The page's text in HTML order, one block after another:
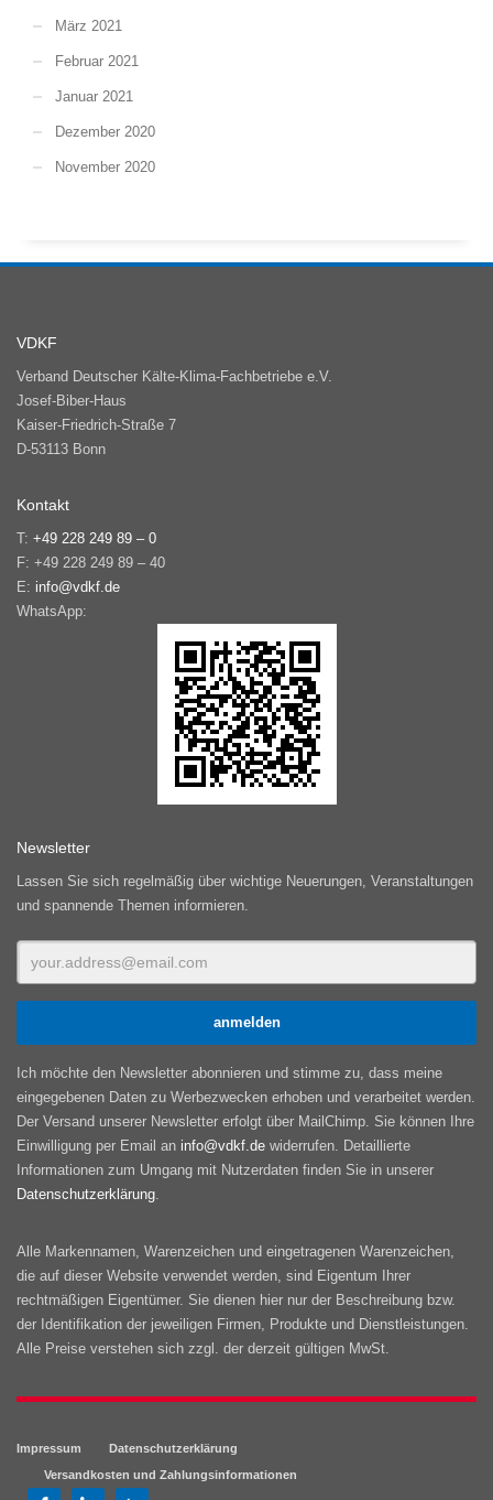
März 2021
Februar 2021
Januar 2021
Dezember 2020
November 2020
VDKF
Verband Deutscher Kälte-Klima-Fachbetriebe e.V.
Josef-Biber-Haus
Kaiser-Friedrich-Straße 7
D-53113 Bonn
Kontakt
T: +49 228 249 89 – 0
F: +49 228 249 89 – 40
E: info@vdkf.de
WhatsApp:
Newsletter
Lassen Sie sich regelmäßig über wichtige Neuerungen, Veranstaltungen
und spannende Themen informieren.
Ich möchte den Newsletter abonnieren und stimme zu, dass meine
eingegebenen Daten zu Werbezwecken erhoben und verarbeitet werden.
Der Versand unserer Newsletter erfolgt über MailChimp. Sie können Ihre
Einwilligung per Email an info@vdkf.de widerrufen. Detaillierte
Informationen zum Umgang mit Nutzerdaten finden Sie in unserer
Datenschutzerklärung
Alle Markennamen, Warenzeichen und eingetragenen Warenzeichen,
die auf dieser Website verwendet werden, sind Eigentum Ihrer
rechtmäßigen Eigentümer. Sie dienen hier nur der Beschreibung bzw.
der Identifikation der jeweiligen Firmen, Produkte und Dienstleistungen.
Alle Preise verstehen sich zzgl. der derzeit gültigen MwSt.
Impressum
Datenschutzerklärung
Versandkosten und Zahlungsinformationen